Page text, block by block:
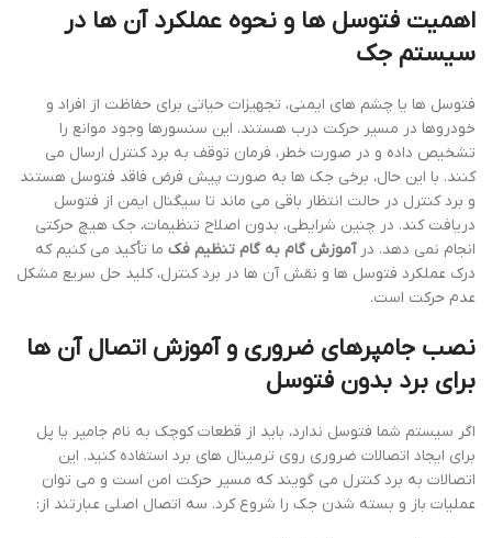
اهمیت فتوسل ها و نحوه عملکرد آن ها در
سیستم جک
فتوسل ها یا چشم های ایمنی، تجهیزات حیاتی برای حفاظت از افراد و
خودروها در مسیر حرکت درب هستند. این سنسورها وجود موانع را
تشخیص داده و در صورت خطر، فرمان توقف به برد کنترل ارسال می
کنند. با این حال، برخی جک ها به صورت پیش فرض فاقد فتوسل هستند
و برد کنترل در حالت انتظار باقی می ماند تا سیگنال ایمن از فتوسل
دریافت کند. در چنین شرایطی، بدون اصلاح تنظیمات، جک هیچ حرکتی
انجام نمی دهد. درآموزش گام به گام تنظیم فک ما تأکید می کنیم که
درک عملکرد فتوسل ها و نقش آن ها در برد کنترل، کلید حل سریع مشکل
عدم حرکت است.
نصب جامپرهای ضروری و آموزش اتصال آن ها
برای برد بدون فتوسل
اگر سیستم شما فتوسل ندارد، باید از قطعات کوچک به نام جامپر یا پل
برای ایجاد اتصالات ضروری روی ترمینال های برد استفاده کنید. این
اتصالات به برد کنترل می گویند که مسیر حرکت امن است و می توان
عملیات باز و بسته شدن جک را شروع کرد. سه اتصال اصلی عبارتند از: